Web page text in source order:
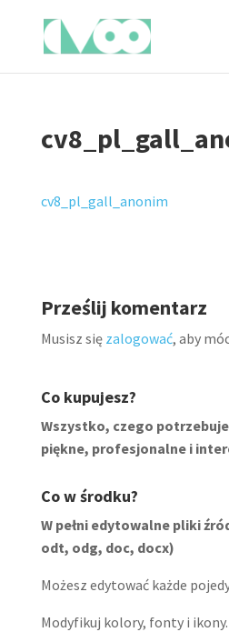
cv8_pl_gall_anonim
Prześlij komentarz
Musisz się zalogować, aby
Co kupujesz?
Wszystko, czego
piękne, profesjonalne i
Co w środku?
W pełni edytowalne pliki
odt, odg, doc, docx)
Możesz edytować każde
Modyfikuj kolory, fonty i ikony.